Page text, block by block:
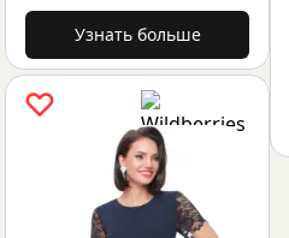
Узнать больше